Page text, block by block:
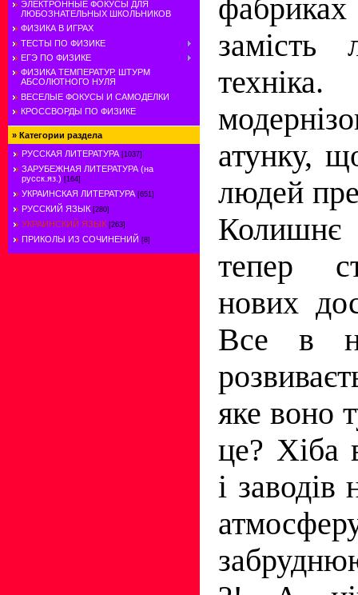
ЭЛЕКТРОННЫЕ ФОКУСЫ ДЛЯ
ЛЮБОЗНАТЕЛЬНЫХ ШКОЛЬНИКОВ
ФИЗИКА В ИГРАХ
ТЕСТЫ ПО ФИЗИКЕ
ЕГЭ ПО ФИЗИКЕ
ФИЗИКА ТЕМПЕРАТУР. ШТУРМ
АБСОЛЮТНОГО НУЛЯ
ВЕСЕЛЫЕ ФОКУСЫ И САМОДЕЛКИ
КРОССВОРДЫ ПО ФИЗИКЕ
» Категории раздела
РУССКАЯ ЛИТЕРАТУРА [1037]
ЗАРУБЕЖНАЯ ЛИТЕРАТУРА (на
русск.яз.) [164]
УКРАИНСКАЯ ЛИТЕРАТУРА [651]
РУССКИЙ ЯЗЫК [280]
УКРАИНСКИЙ ЯЗЫК [263]
ПРИКОЛЫ ИЗ СОЧИНЕНИЙ [8]
замість
атунку,
людей
Колишнє
тепер
нових
Все в
яке воно
це? Хіба
і заводів